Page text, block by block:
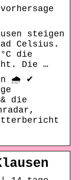
steigen
Celsius.
die
Die …
🌧️ ✔
die